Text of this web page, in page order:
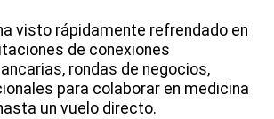
visto rápidamente refrendado en
de conexiones
rondas de negocios,
para colaborar en medicina
un vuelo directo.